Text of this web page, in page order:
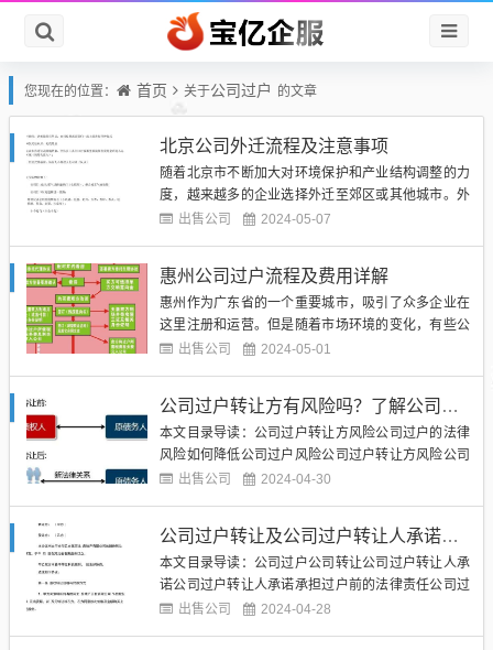
您现在的位置： 首页 关于公司过户 的文章
北京公司外迁流程及注意事项
随着北京市不断加大对环境保护和产业结构调整的力
度，越来越多的企业选择外迁至郊区或其他城市。外
迁不仅可以减少企业成本，还可以缓解北京市的交通
公司外迁的流程及注意事项，帮助企业顺利完成过户
外迁。（图片来源网络，侵...
出售公司 2024-05-07
惠州公司过户流程及费用详解
惠州作为广东省的一个重要城市，吸引了众多企业在
这里注册和运营。但是随着市场环境的变化，有些公
司可能需要进行过户操作，以适应新的经营需求或法
络，侵删）惠州公司过户的流程一般包括以下几个步
骤：1. 决策阶段：公司...
出售公司 2024-05-01
公司过户转让方有风险吗？了解公司过户的法律风险
本文目录导读：公司过户转让方风险公司过户的法律
风险如何降低公司过户风险公司过户转让方风险公司
过户是指公司的股权或资产在一定的条件下进行转让
确，否则可能会面临未来的法律纠纷。转让方需要对
公司的经营状况进行充分了解...
出售公司 2024-04-30
公司过户转让及公司过户转让人承诺承担过户前的法律责任
本文目录导读：公司过户公司转让公司过户转让人承
诺公司过户转让人承诺承担过户前的法律责任公司过
户公司过户是指公司所有权的转移，包括股份公司的
出售公司 2024-04-28